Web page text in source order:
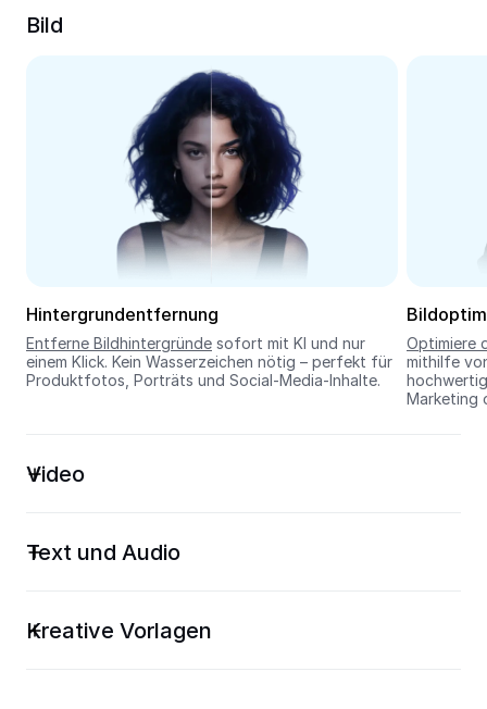
Videokonverter
Seedream 5.0
Bild
Hintergrundentfernung
Entferne Bildhintergründe sofort mit KI und nur
einem Klick. Kein Wasserzeichen nötig – perfekt für
Produktfotos, Porträts und Social-Media-Inhalte.
Optimiere
mithilfe
Marketing
Video
Text und Audio
Kreative Vorlagen